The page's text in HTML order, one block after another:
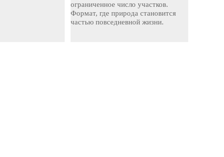
ограниченное число участков.
Формат, где природа становится
частью повседневной жизни.